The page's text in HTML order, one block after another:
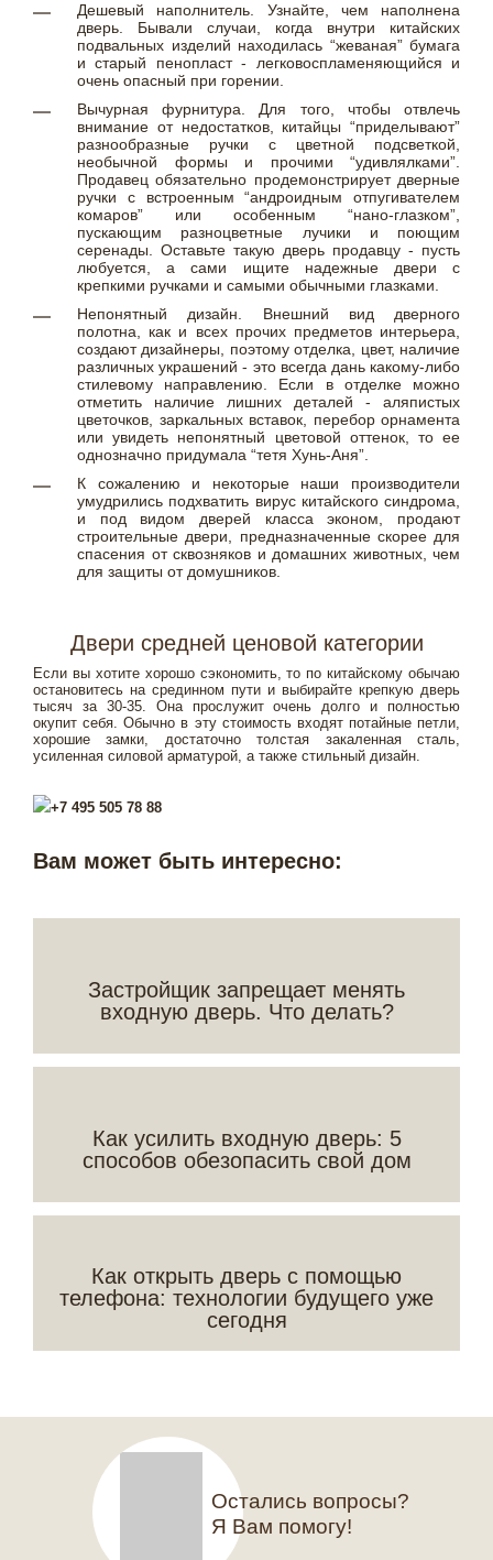
Дешевый наполнитель. Узнайте, чем наполнена
дверь. Бывали случаи, когда внутри китайских
подвальных изделий находилась “жеваная” бумага
и старый пенопласт - легковоспламеняющийся и
очень опасный при горении.
Вычурная фурнитура. Для того, чтобы отвлечь
внимание от недостатков, китайцы “приделывают”
разнообразные ручки с цветной подсветкой,
необычной формы и прочими “удивлялками”.
Продавец обязательно продемонстрирует дверные
ручки с встроенным “андроидным отпугивателем
комаров” или особенным “нано-глазком”,
пускающим разноцветные лучики и поющим
серенады. Оставьте такую дверь продавцу - пусть
любуется, а сами ищите надежные двери с
крепкими ручками и самыми обычными глазками.
Непонятный дизайн. Внешний вид дверного
полотна, как и всех прочих предметов интерьера,
создают дизайнеры, поэтому отделка, цвет, наличие
различных украшений - это всегда дань какому-либо
стилевому направлению. Если в отделке можно
отметить наличие лишних деталей - аляпистых
цветочков, заркальных вставок, перебор орнамента
или увидеть непонятный цветовой оттенок, то ее
однозначно придумала “тетя Хунь-Аня”.
К сожалению и некоторые наши производители
умудрились подхватить вирус китайского синдрома,
и под видом дверей класса эконом, продают
строительные двери, предназначенные скорее для
спасения от сквозняков и домашних животных, чем
для защиты от домушников.
Двери средней ценовой категории
Если вы хотите хорошо сэкономить, то по китайскому обычаю
остановитесь на срединном пути и выбирайте крепкую дверь
тысяч за 30-35. Она прослужит очень долго и полностью
окупит себя. Обычно в эту стоимость входят потайные петли,
хорошие замки, достаточно толстая закаленная сталь,
усиленная силовой арматурой, а также стильный дизайн.
+7 495 505 78 88
Вам может быть интересно:
Застройщик запрещает менять
входную дверь. Что делать?
Как усилить входную дверь: 5
способов обезопасить свой дом
Как открыть дверь с помощью
телефона: технологии будущего уже
сегодня
Остались вопросы?
Я Вам помогу!